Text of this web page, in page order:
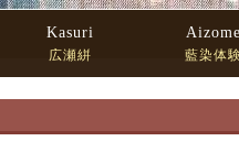
Kasuri
広瀬絣 藍染体